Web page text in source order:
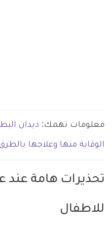
معلومات تهمك: ديدان
الوقاية منها وعلاجها
تحذيرات هامة عند
للاطفال